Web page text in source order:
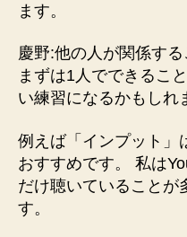
ます。
慶野:他の人が関係する
まずは1人でできるこ
い練習になるかもしれ
例えば「インプット」
おすすめです。 私は
だけ聴いていることが
す。